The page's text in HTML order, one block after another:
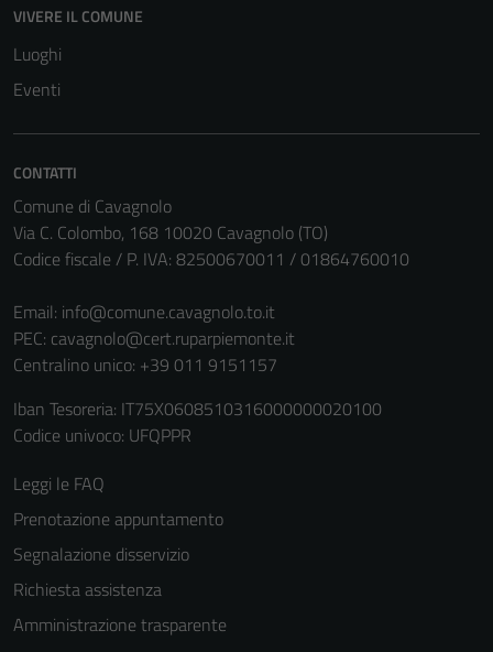
VIVERE IL COMUNE
Luoghi
Eventi
CONTATTI
Comune di Cavagnolo
Via C. Colombo, 168 10020 Cavagnolo (TO)
Codice fiscale / P. IVA: 82500670011 / 01864760010
Email: info@comune.cavagnolo.to.it
PEC: cavagnolo@cert.ruparpiemonte.it
Centralino unico: +39 011 9151157
Iban Tesoreria: IT75X0608510316000000020100
Codice univoco: UFQPPR
Leggi le FAQ
Prenotazione appuntamento
Segnalazione disservizio
Richiesta assistenza
Amministrazione trasparente